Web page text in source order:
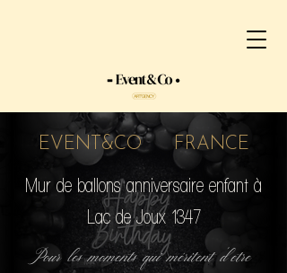
EVENT&CO FRANCE
Mur de ballons anniversaire enfant à
Lac de Joux 1347
Pour les moments qui méritent d'etre